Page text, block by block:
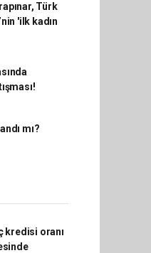
Türk
'ilk kadın
mı?
kredisi oranı